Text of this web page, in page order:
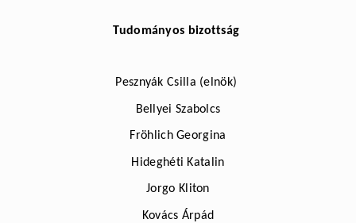
Tudományos bizottság
Pesznyák Csilla (elnök)
Bellyei Szabolcs
Fröhlich Georgina
Hideghéti Katalin
Jorgo Kliton
Kovács Árpád